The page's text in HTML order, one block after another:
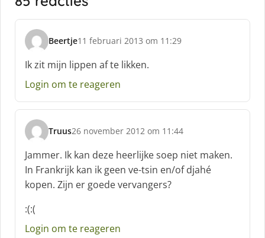
Beertje
s
c
h
r
e
f
:
11 februari 2013 om 11:29
Ik zit mijn lippen af te likken.
Login om te reageren
Truus
s
c
h
r
e
f
:
26 november 2012 om 11:44
Jammer. Ik kan deze heerlijke soep niet maken.
In Frankrijk kan ik geen ve-tsin en/of djahé
kopen. Zijn er goede vervangers?
:(:(
Login om te reageren